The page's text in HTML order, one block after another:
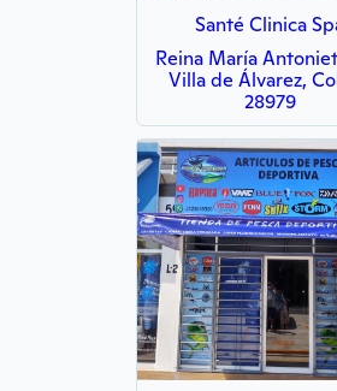
Santé Clinica
Reina María
Villa de Álvarez,
28979